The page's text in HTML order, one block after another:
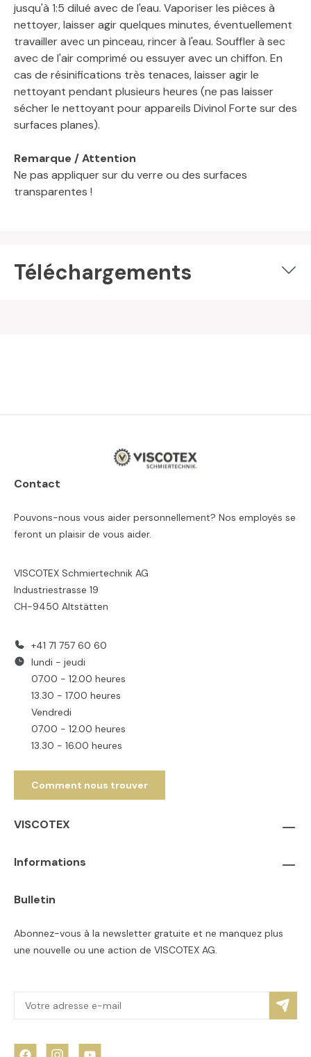
jusqu'à 1:5 dilué avec de l'eau. Vaporiser les pièces à
nettoyer, laisser agir quelques minutes, éventuellement
travailler avec un pinceau, rincer à l'eau. Souffler à sec
avec de l'air comprimé ou essuyer avec un chiffon. En
cas de résinifications très tenaces, laisser agir le
nettoyant pendant plusieurs heures (ne pas laisser
sécher le nettoyant pour appareils Divinol Forte sur des
surfaces planes).
Remarque /Attention
Ne pas appliquer sur du verre ou des surfaces
transparentes !
Téléchargements
Contact
Pouvons-nous vous aider personnellement? Nos employés se
feront un plaisir de vous aider.
VISCOTEX Schmiertechnik AG
Industriestrasse 19
CH-9450 Altstätten
+41 71 757 60 60
lundi - jeudi
07.00 - 12.00 heures
13.30 - 17.00 heures
Vendredi
07.00 - 12.00 heures
13.30 - 16.00 heures
Comment nous trouver
VISCOTEX
Informations
Bulletin
Abonnez-vous à la newsletter gratuite et ne manquez plus
une nouvelle ou une action de VISCOTEX AG.